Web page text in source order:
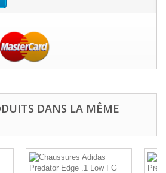
DANS LA MÊME